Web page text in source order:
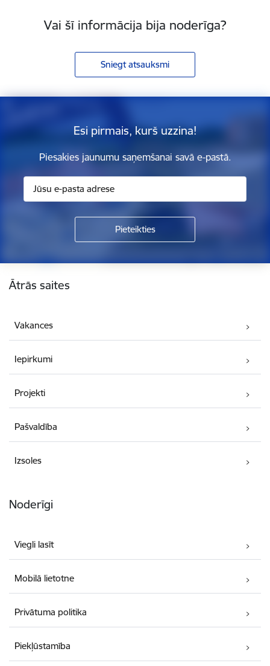
Vai šī informācija bija noderīga?
Sniegt atsauksmi
Esi pirmais, kurš uzzina!
Piesakies jaunumu saņemšanai savā e-pastā.
Ātrās saites
Vakances
Iepirkumi
Projekti
Pašvaldība
Izsoles
Noderīgi
Viegli lasīt
Mobilā lietotne
Privātuma politika
Piekļūstamība